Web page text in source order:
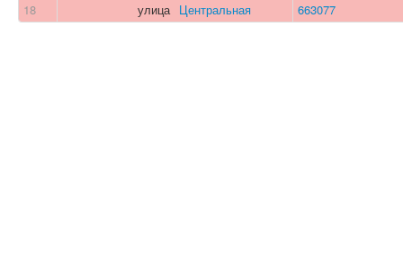
18
улица Центральная 663077